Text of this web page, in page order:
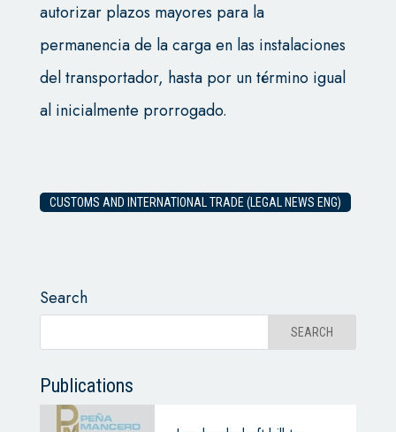
autorizar plazos mayores para la
permanencia de la carga en las instalaciones
del transportador, hasta por un término igual
al inicialmente prorrogado.
CUSTOMS AND INTERNATIONAL TRADE (LEGAL NEWS ENG)
Search
Publications